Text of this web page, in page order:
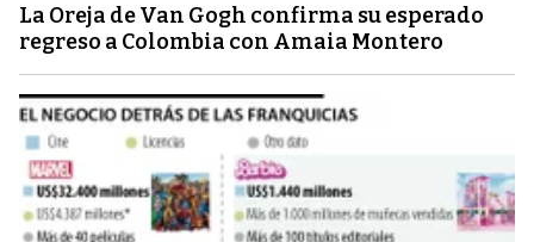
La Oreja de Van Gogh confirma su esperado
regreso a Colombia con Amaia Montero